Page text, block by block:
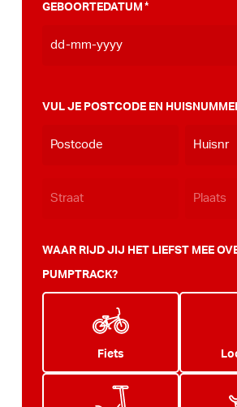
GEBOORTEDATUM *
VUL JE POSTCODE EN
WAAR RIJD JIJ HET LIEFST MEE
PUMPTRACK?
Fiets